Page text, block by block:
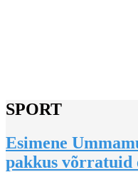
SPORT
Esimene
pakkus võrratuid